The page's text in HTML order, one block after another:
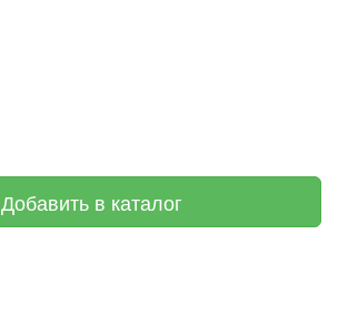
Добавить в каталог